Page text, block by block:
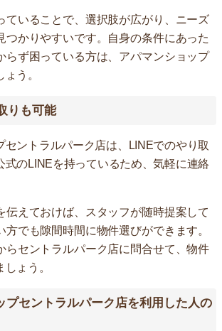
ていることで、選択肢が広がり、ニーズ
つかりやすいです。自身の条件にあった
らず困っている方は、アパマンショップ
う。
りも可能
セントラルパーク店は、LINEでのやり取
式のLINEを持っているため、気軽に連絡
伝えておけば、スタッフが随時提案して
方でも隙間時間に物件選びができます。
らセントラルパーク店に問合せて、物件
ょう。
プセントラルパーク店を利用した人の